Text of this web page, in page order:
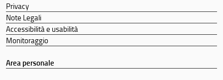
Privacy
Note Legali
Accessibilità e usabilità
Monitoraggio
Area personale